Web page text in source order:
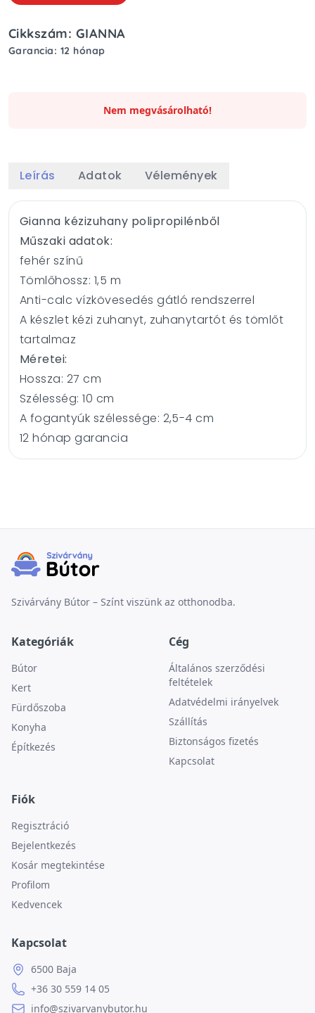
Cikkszám: GIANNA
Garancia: 12 hónap
Nem megvásárolható!
Leírás Adatok Vélemények
Gianna kézizuhany polipropilénből
Műszaki adatok:
fehér színű
Tömlőhossz: 1,5 m
Anti-calc vízkövesedés gátló rendszerrel
A készlet kézi zuhanyt, zuhanytartót és tömlőt
tartalmaz
Méretei:
Hossza: 27 cm
Szélesség: 10 cm
A fogantyúk szélessége: 2,5-4 cm
12 hónap garancia
Szivárvány Bútor – Színt viszünk az otthonodba.
Kategóriák
Bútor
Kert
Fürdőszoba
Konyha
Építkezés
Cég
Általános szerződési
feltételek
Adatvédelmi irányelvek
Szállítás
Biztonságos fizetés
Kapcsolat
Fiók
Regisztráció
Bejelentkezés
Kosár megtekintése
Profilom
Kedvencek
Kapcsolat
6500 Baja
+36 30 559 14 05
info@szivarvanybutor.hu